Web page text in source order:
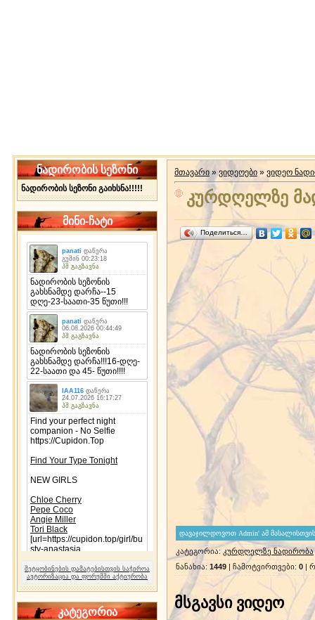
ნადირობის სეზონი
ნადირობის სეზონი გაიხსნა!!!!!
მინი-ჩატი
შეტყობინების დამატებისთვის საჭიროა
ავტორიზაცია და ფორუმში აქტიურობა
კატეგორია
მთავარი » ვიდეოები » ვიდეო
კურდღელზე
Поделиться…
კატეგორია: კურდღელზე ნადირობა
ნანახია: 1449 | ჩამოტვირთვები: 0 |
მსგავსი ვიდეო